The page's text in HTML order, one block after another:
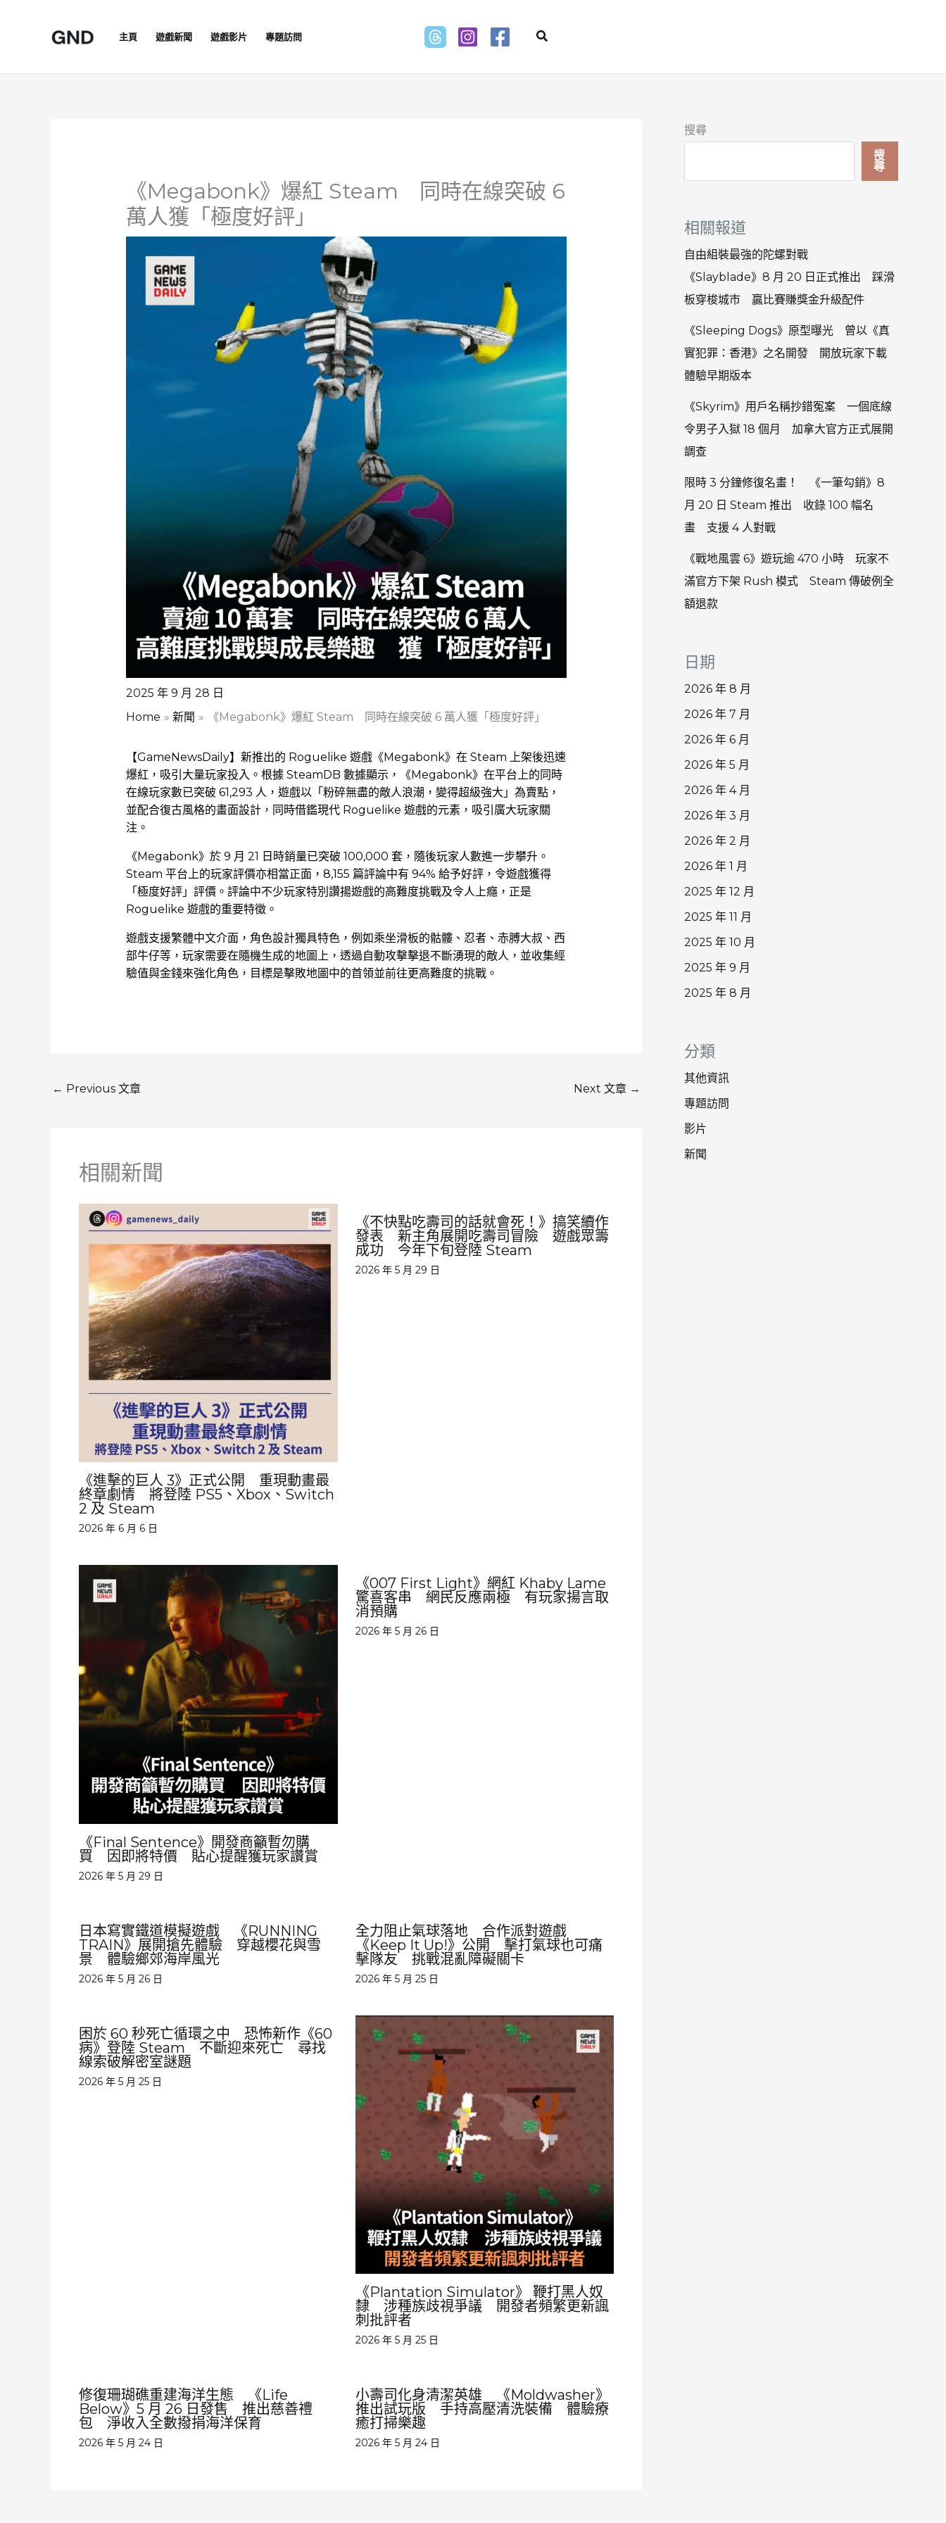
主頁 遊戲新聞 遊戲影片 專題訪問 Search
《Megabonk》爆紅 Steam 同時在線突破 6
萬人獲「極度好評」
2025 年 9 月 28 日
Home
新聞 《Megabonk》爆紅 Steam 同時在線突破 6 萬人獲「極度好評」
【GameNewsDaily】新推出的 Roguelike 遊戲《Megabonk》在 Steam 上架後迅速
爆紅，吸引大量玩家投入。根據 SteamDB 數據顯示，《Megabonk》在平台上的同時
在線玩家數已突破 61,293 人，遊戲以「粉碎無盡的敵人浪潮，變得超級強大」為賣點，
並配合復古風格的畫面設計，同時借鑑現代 Roguelike 遊戲的元素，吸引廣大玩家關
注。
《Megabonk》於 9 月 21 日時銷量已突破 100,000 套，隨後玩家人數進一步攀升。
Steam 平台上的玩家評價亦相當正面，8,155 篇評論中有 94% 給予好評，令遊戲獲得
「極度好評」評價。評論中不少玩家特別讚揚遊戲的高難度挑戰及令人上癮，正是
Roguelike 遊戲的重要特徵。
遊戲支援繁體中文介面，角色設計獨具特色，例如乘坐滑板的骷髏、忍者、赤膊大叔、西
部牛仔等，玩家需要在隨機生成的地圖上，透過自動攻擊擊退不斷湧現的敵人，並收集經
驗值與金錢來強化角色，目標是擊敗地圖中的首領並前往更高難度的挑戰。
← Previous 文章 Next 文章 →
相關新聞
《進擊的巨人 3》正式公開 重現動畫最
終章劇情 將登陸 PS5、Xbox、Switch
2 及 Steam
2026 年 6 月 6 日
《不快點吃壽司的話就會死！》搞笑續作
發表 新主角展開吃壽司冒險 遊戲眾籌
成功 今年下旬登陸 Steam
2026 年 5 月 29 日
《Final Sentence》開發商籲暫勿購
買 因即將特價 貼心提醒獲玩家讚賞
2026 年 5 月 29 日
《007 First Light》網紅 Khaby Lame
驚喜客串 網民反應兩極 有玩家揚言取
消預購
2026 年 5 月 26 日
日本寫實鐵道模擬遊戲 《RUNNING
TRAIN》展開搶先體驗 穿越櫻花與雪
景 體驗鄉郊海岸風光
2026 年 5 月 26 日
全力阻止氣球落地 合作派對遊戲
《Keep It Up!》公開 擊打氣球也可痛
擊隊友 挑戰混亂障礙關卡
2026 年 5 月 25 日
困於 60 秒死亡循環之中 恐怖新作《60
病》登陸 Steam 不斷迎來死亡 尋找
線索破解密室謎題
2026 年 5 月 25 日
《Plantation Simulator》 鞭打黑人奴
隸 涉種族歧視爭議 開發者頻繁更新諷
刺批評者
2026 年 5 月 25 日
修復珊瑚礁重建海洋生態 《Life
Below》5 月 26 日發售 推出慈善禮
包 淨收入全數撥捐海洋保育
2026 年 5 月 24 日
小壽司化身清潔英雄 《Moldwasher》
推出試玩版 手持高壓清洗裝備 體驗療
癒打掃樂趣
2026 年 5 月 24 日
搜尋
搜
尋
相關報道
自由組裝最強的陀螺對戰
《Slayblade》8 月 20 日正式推出 踩滑
板穿梭城市 贏比賽賺獎金升級配件
《Sleeping Dogs》原型曝光 曾以《真
實犯罪：香港》之名開發 開放玩家下載
體驗早期版本
《Skyrim》用戶名稱抄錯冤案 一個底線
令男子入獄 18 個月 加拿大官方正式展開
調查
限時 3 分鐘修復名畫！ 《一筆勾銷》8
月 20 日 Steam 推出 收錄 100 幅名
畫 支援 4 人對戰
《戰地風雲 6》遊玩逾 470 小時 玩家不
滿官方下架 Rush 模式 Steam 傳破例全
額退款
日期
2026 年 8 月
2026 年 7 月
2026 年 6 月
2026 年 5 月
2026 年 4 月
2026 年 3 月
2026 年 2 月
2026 年 1 月
2025 年 12 月
2025 年 11 月
2025 年 10 月
2025 年 9 月
2025 年 8 月
分類
其他資訊
專題訪問
影片
新聞